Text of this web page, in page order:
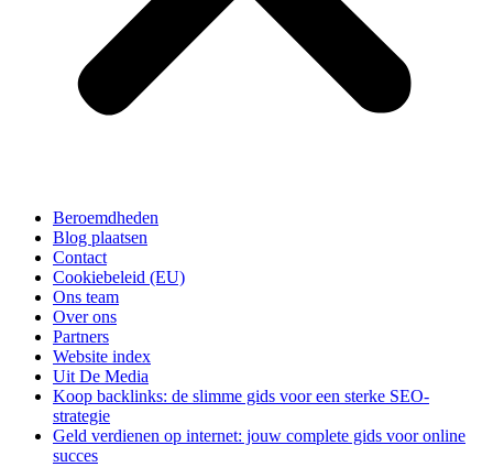
Beroemdheden
Blog plaatsen
Contact
Cookiebeleid (EU)
Ons team
Over ons
Partners
Website index
Uit De Media
Koop backlinks: de slimme gids voor een sterke SEO-
strategie
Geld verdienen op internet: jouw complete gids voor online
succes